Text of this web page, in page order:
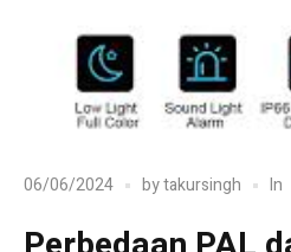
06/06/2024 bytakursingh In